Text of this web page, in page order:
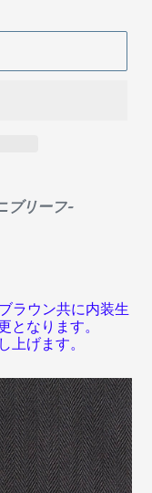
ブリーフ-
ラウン共に内装生
となります。
げます。